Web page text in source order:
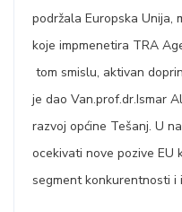
podržala Europska Unija,
koje impmenetira TRA
tom smislu, aktivan
je dao Van.prof.dr.Ismar
razvoj općine Tešanj. U
ocekivati nove pozive EU
segment konkurentnosti i